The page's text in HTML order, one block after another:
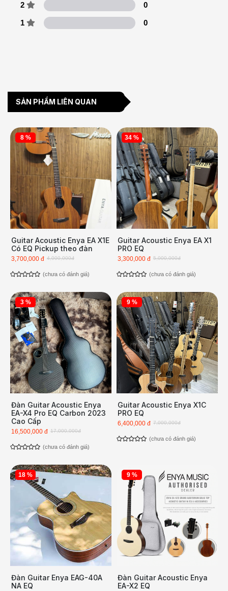
2 0
1 0
SẢN PHẨM LIÊN QUAN
8 %
Guitar Acoustic Enya EA X1E
Có EQ Pickup theo đàn
4,000,000đ
3,700,000 đ
(chưa có đánh giá)
34 %
Guitar Acoustic Enya EA X1
PRO EQ
5,000,000đ
3,300,000 đ
(chưa có đánh giá)
3 %
Đàn Guitar Acoustic Enya
EA-X4 Pro EQ Carbon 2023
Cao Cấp
17,000,000đ
16,500,000 đ
(chưa có đánh giá)
9 %
Guitar Acoustic Enya X1C
PRO EQ
7,000,000đ
6,400,000 đ
(chưa có đánh giá)
18 %
Đàn Guitar Enya EAG-40A
NA EQ
9 %
Đàn Guitar Acoustic Enya
EA-X2 EQ